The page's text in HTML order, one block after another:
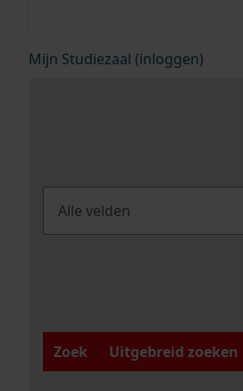
Mijn Studiezaal (inloggen)
Zoek
Uitgebreid zoeken